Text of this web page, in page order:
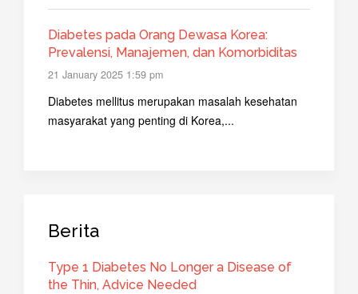
Diabetes pada Orang Dewasa Korea:
Prevalensi, Manajemen, dan Komorbiditas
21 January 2025 1:59 pm
Diabetes mellitus merupakan masalah kesehatan
masyarakat yang penting di Korea,...
Berita
Type 1 Diabetes No Longer a Disease of
the Thin, Advice Needed